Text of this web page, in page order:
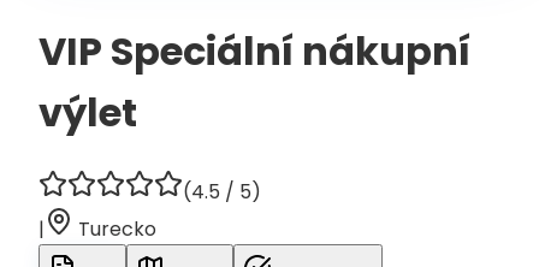
VIP Speciální nákupní
výlet
(4.5 / 5)
|
Turecko